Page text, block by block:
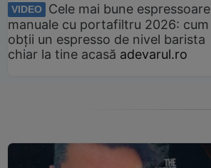
VIDEO
Cele mai bune espressoare
manuale cu portafiltru 2026: cum
obții un espresso de nivel barista
chiar la tine acasă adevarul.ro